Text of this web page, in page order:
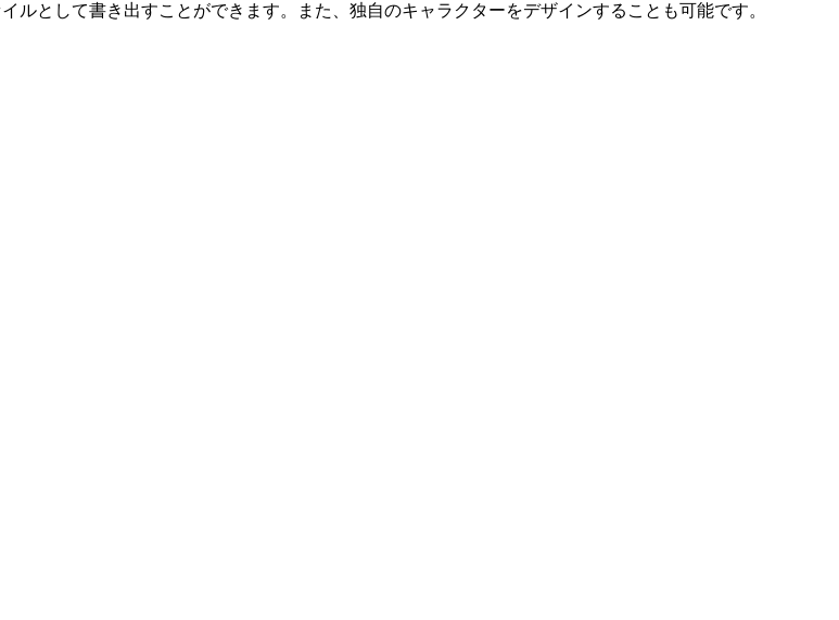
として書き出すことができます。また、独自のキャラクターをデザインすることも可能です。